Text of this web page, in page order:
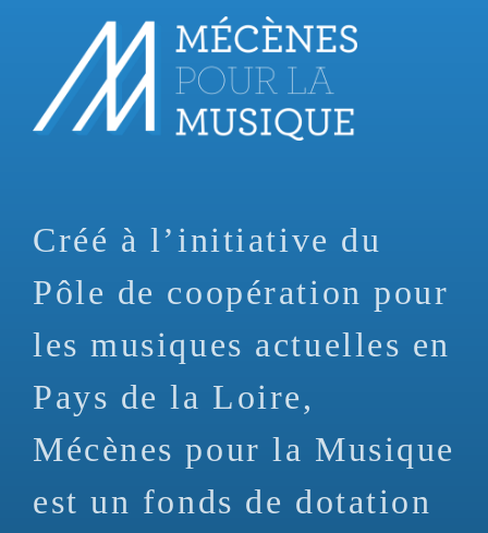
principal
Créé à l’initiative du
Pôle de coopération pour
les musiques actuelles en
Pays de la Loire,
Mécènes pour la Musique
est un fonds de dotation